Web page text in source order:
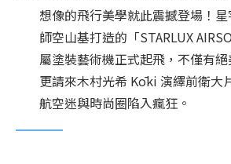
想像的飛行美學就此震撼登場！
師空山基打造的「STARLUX
屬塗裝藝術機正式起飛，不僅有絕
更請來木村光希 Kōki 演繹前衛大
航空迷與時尚圈陷入瘋狂。